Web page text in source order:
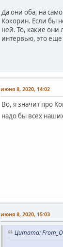
Да они оба, на
Кокорин. Если бы
ней. То, какие они
интервью, это еще
июня 8, 2020, 14:02
Во, я значит про
надо бы всех
июня 8, 2020, 15:03
Цитата: